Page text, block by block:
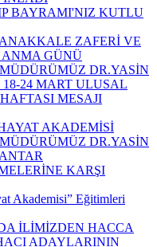
BAYRAMI'NIZ KUTLU
ZAFERİ VE
ANMA GÜNÜ
DR.YASİN
24 MART ULUSAL
MESAJI
AKADEMİSİ
DR.YASİN
KARŞI
Akademisi” Eğitimleri
İLİMİZDEN HACCA
ADAYLARININ